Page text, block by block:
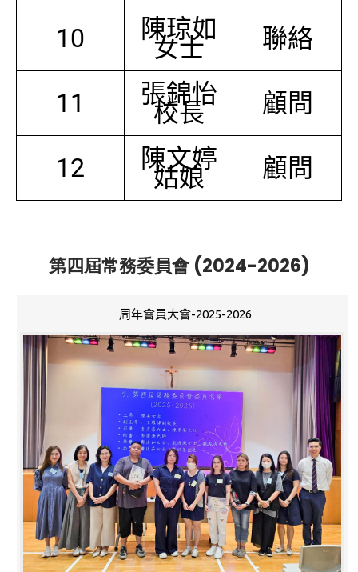
10 陳琼如
女士 聯絡
11 張錦怡
校長 顧問
12 陳文婷
姑娘 顧問
第四屆常務委員會 (2024-2026)
周年會員大會-2025-2026